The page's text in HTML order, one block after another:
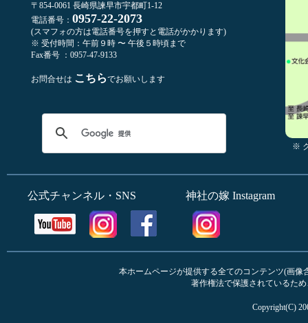
〒854-0061 長崎県諫早市宇都町1-12
電話番号： 0957-22-2073
(スマフォの方は電話番号を押すと電話がかかります)
※ 受付時間：午前９時 〜 午後５時頃まで
Fax番号 ：0957-47-9133
お問合せは こちらでお願いします
※
公式チャンネル・SNS 神社の嫁 Instagram
本ホームページが提供する全てのコンテンツ(画
著作権法で保護されているた
Copyright(C)